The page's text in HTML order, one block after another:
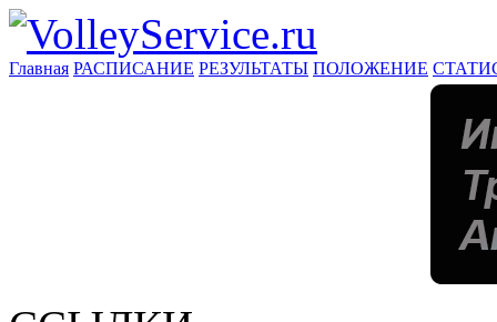
Главная РАСПИСАНИЕ РЕЗУЛЬТАТЫ ПОЛОЖЕНИЕ